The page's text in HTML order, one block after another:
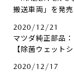
搬送車両」を発売
2020/12/21
マツダ純正部品
【除菌ウェット
2020/12/17